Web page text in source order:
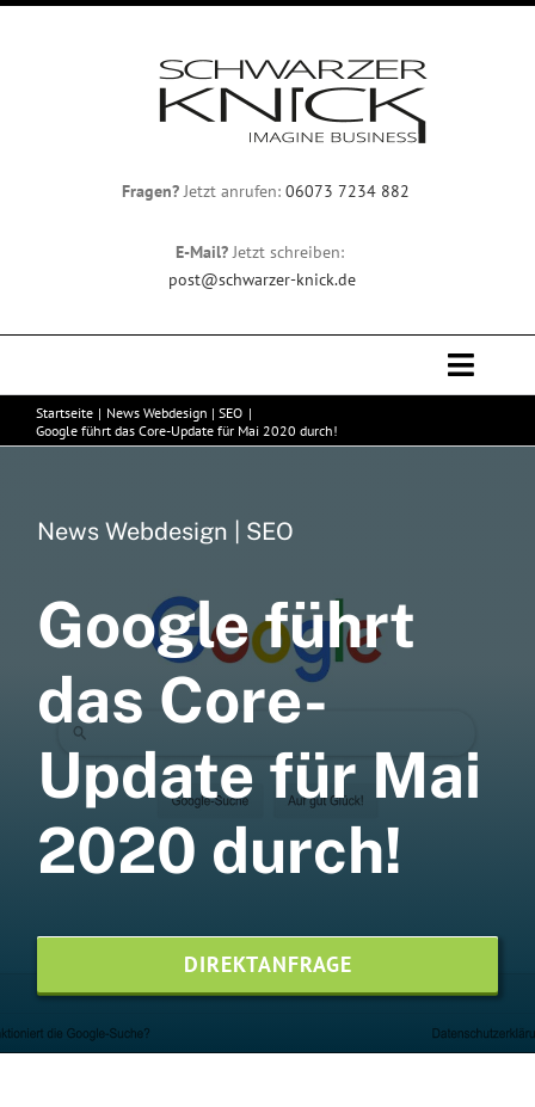
Fragen?Jetzt anrufen: 06073 7234 882
E-Mail?Jetzt schreiben:
post@schwarzer-knick.de
Toggle
Professionelles Webdesign
Webhosting
Printdesign
Kontaktieren Sie uns
Website-Pflege
Startseite
News Webdesign | SEO
Google führt das Core-Update für Mai 2020 durch!
News Webdesign | SEO
Google führt
das Core-
Update für Mai
2020 durch!
DIREKTANFRAGE